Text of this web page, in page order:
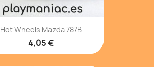
Hot Wheels Mazda 787B
4,05 €